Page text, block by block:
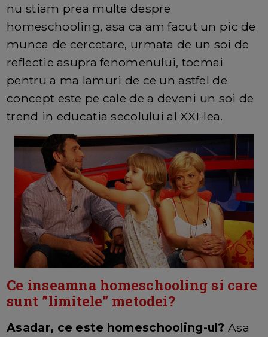
nu stiam prea multe despre
homeschooling, asa ca am facut un pic de
munca de cercetare, urmata de un soi de
reflectie asupra fenomenului, tocmai
pentru a ma lamuri de ce un astfel de
concept este pe cale de a deveni un soi de
trend in educatia secolului al XXI-lea.
Ce inseamna homeschooling si care
sunt ”limitele” metodei?
Asadar, ce este homeschooling-ul? Asa